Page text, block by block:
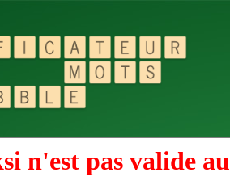
n'est pas valide au